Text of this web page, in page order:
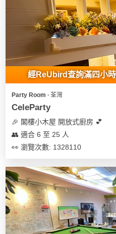
特
色
蛋
糕
花
束
及
花
藝
禮
類
Party
朋
友
聚
會
慶
祝
生
日
動
攻
略
活
動
攻
略
員
計
劃
會
社
經ReUbird查詢滿四小
Party Room ∙ 荃灣
CeleParty
🎉 閣樓小木屋 開放式廚房 💕
👥 適合 6 至 25 人
👀 瀏覽次數: 1328110